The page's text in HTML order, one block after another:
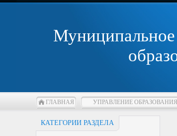
Муниципальное
ГЛАВНАЯ УПРАВЛЕНИЕ ОБРАЗОВАНИЯ
КАТЕГОРИИ РАЗДЕЛА